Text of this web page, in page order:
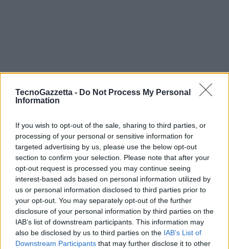
TecnoGazzetta - Do Not Process My Personal
Information
If you wish to opt-out of the sale, sharing to third parties, or
processing of your personal or sensitive information for
targeted advertising by us, please use the below opt-out
section to confirm your selection. Please note that after your
opt-out request is processed you may continue seeing
interest-based ads based on personal information utilized by
us or personal information disclosed to third parties prior to
your opt-out. You may separately opt-out of the further
disclosure of your personal information by third parties on the
IAB’s list of downstream participants. This information may
also be disclosed by us to third parties on the IAB’s List of
Downstream Participants that may further disclose it to other
ALEX RIDER. Dal 12 novembre in esclusiva su Prime Video
incidente d’auto, come gli era stato raccontato, ma è stato ucciso in
servizio come spia per il governo britannico, tutta la sua vita da
normale adolescente cambia. Alex viene avvicinato da Alan Blunt,
capo di una misteriosa branca dell’MI6 conosciuta con il nome di
“The Department”, che gli rivela che è stato inconsapevolmente
allenato sin dall’infanzia a destreggiarsi nel pericoloso mondo dello
spionaggio. Spinto ad aiutare l’indagine sulla morte dello zio, per
capire come questa sia connessa all’omicidio di due miliardari di alto
profilo, Alex, riluttante, assume una nuova identità e sotto
copertura inizia a frequentare un lontano collegio chiamato Point